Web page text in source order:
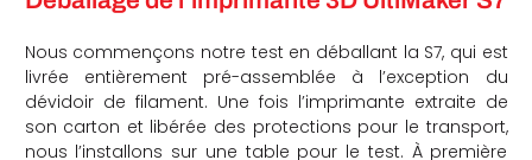
Nous commençons notre test en déballant la S7, qui est
livrée entièrement pré-assemblée à l’exception du
dévidoir de filament. Une fois l’imprimante extraite de
son carton et libérée des protections pour le transport,
nous l’installons sur une table pour le test. À première